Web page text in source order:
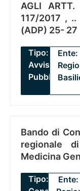
AGLI
117/2017 , ..
(ADP) 25- 27
Tipo:
Avviso
Pubblico
Ente:
Bando di
regionale
Medicina
Tipo:
Ente: